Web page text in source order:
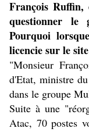
François Ruffin,
questionner le
Pourquoi
licencie sur le site
"Monsieur
d'Etat, ministre
dans le groupe
Suite à une
Atac, 70 postes